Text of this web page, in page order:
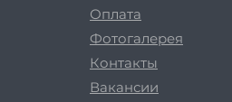
Оплата
Фотогалерея
Контакты
Вакансии